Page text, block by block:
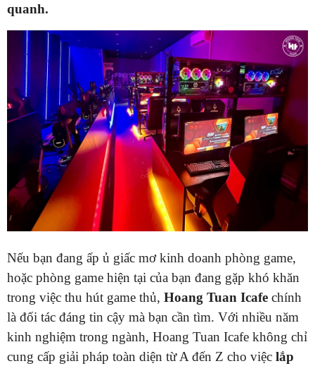
quanh.
Nếu bạn đang ấp ủ giấc mơ kinh doanh phòng game,
hoặc phòng game hiện tại của bạn đang gặp khó khăn
trong việc thu hút game thủ, Hoang Tuan Icafe chính
là đối tác đáng tin cậy mà bạn cần tìm. Với nhiều năm
kinh nghiệm trong ngành, Hoang Tuan Icafe không chỉ
cung cấp giải pháp toàn diện từ A đến Z cho việc lắp